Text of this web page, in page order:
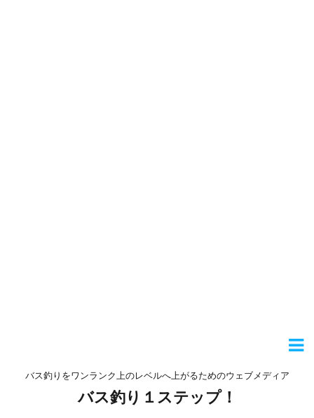
バス釣りをワンランク上のレベルへ上がるためのウェブメディア
バス釣り１ステップ！